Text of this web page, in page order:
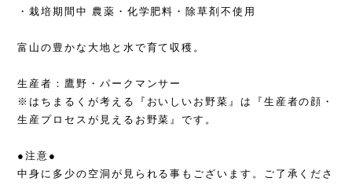
・栽培期間中 農薬・化学肥料・除草剤不使用
富山の豊かな大地と水で育て収穫。
生産者：鷹野・パークマンサー
※はちまるくが考える『おいしいお野菜』は『生産者の顔・
生産プロセスが見えるお野菜』です。
●注意●
中身に多少の空洞が見られる事もございます。ご了承くださ